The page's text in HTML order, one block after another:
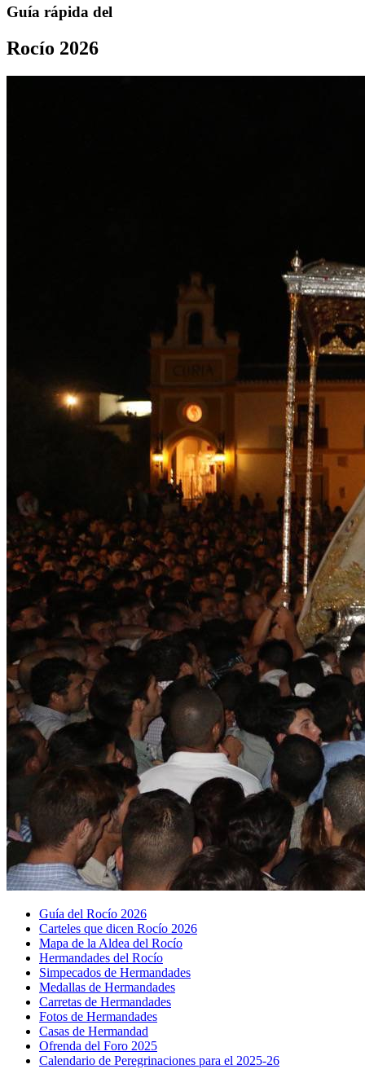
Guía rápida del
Rocío 2026
Guía del Rocío 2026
Carteles que dicen Rocío 2026
Mapa de la Aldea del Rocío
Hermandades del Rocío
Simpecados de Hermandades
Medallas de Hermandades
Carretas de Hermandades
Fotos de Hermandades
Casas de Hermandad
Ofrenda del Foro 2025
Calendario de Peregrinaciones para el 2025-26